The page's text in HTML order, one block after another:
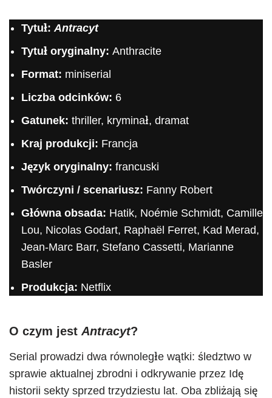
Tytuł: Antracyt
Tytuł oryginalny: Anthracite
Format: miniserial
Liczba odcinków: 6
Gatunek: thriller, kryminał, dramat
Kraj produkcji: Francja
Język oryginalny: francuski
Twórczyni / scenariusz: Fanny Robert
Główna obsada: Hatik, Noémie Schmidt, Camille
Lou, Nicolas Godart, Raphaël Ferret, Kad Merad,
Jean-Marc Barr, Stefano Cassetti, Marianne
Basler
Produkcja: Netflix
O czym jest Antracyt?
Serial prowadzi dwa równoległe wątki: śledztwo w
sprawie aktualnej zbrodni i odkrywanie przez Idę
historii sekty sprzed trzydziestu lat. Oba zbliżają się